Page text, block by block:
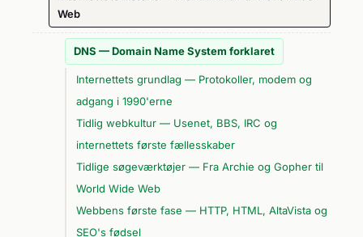
Web
DNS — Domain Name System forklaret
Internettets grundlag — Protokoller, modem og
adgang i 1990'erne
Tidlig webkultur — Usenet, BBS, IRC og
internettets første fællesskaber
Tidlige søgeværktøjer — Fra Archie og Gopher til
World Wide Web
Webbens første fase — HTTP, HTML, AltaVista og
SEO's fødsel